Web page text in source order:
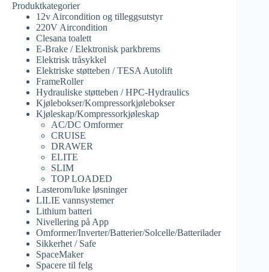
Produktkategorier
12v Aircondition og tilleggsutstyr
220V Aircondition
Clesana toalett
E-Brake / Elektronisk parkbrems
Elektrisk tråsykkel
Elektriske støtteben / TESA Autolift
FrameRoller
Hydrauliske støtteben / HPC-Hydraulics
Kjølebokser/Kompressorkjølebokser
Kjøleskap/Kompressorkjøleskap
AC/DC Omformer
CRUISE
DRAWER
ELITE
SLIM
TOP LOADED
Lasterom/luke løsninger
LILIE vannsystemer
Lithium batteri
Nivellering på App
Omformer/Inverter/Batterier/Solcelle/Batterilader
Sikkerhet / Safe
SpaceMaker
Spacere til felg